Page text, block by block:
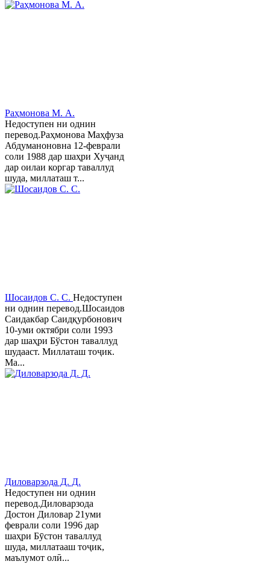
Раҳмонова М. А.
Недоступен ни однин
перевод.Раҳмонова Маҳфуза
Абдуманоновна 12-феврали
соли 1988 дар шаҳри Хуҷанд
дар оилаи коргар таваллуд
шуда, миллаташ т...
Шосаидов С. С. Недоступен
ни однин перевод.Шосаидов
Саидакбар Саидқурбонович
10-уми октябри соли 1993
дар шаҳри Бўстон таваллуд
шудааст. Миллаташ тоҷик.
Ма...
Диловарзода Д. Д.
Недоступен ни однин
перевод.Диловарзода
Достон Диловар 21уми
феврали соли 1996 дар
шаҳри Бӯстон таваллуд
шуда, миллатааш тоҷик,
маълумот олӣ...